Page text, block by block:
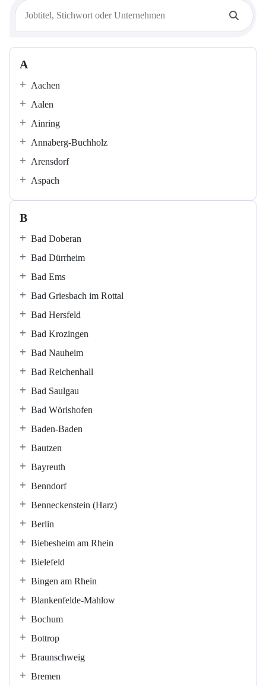
A
Aachen
Aalen
Ainring
Annaberg-Buchholz
Arensdorf
Aspach
B
Bad Doberan
Bad Dürrheim
Bad Ems
Bad Griesbach im Rottal
Bad Hersfeld
Bad Krozingen
Bad Nauheim
Bad Reichenhall
Bad Saulgau
Bad Wörishofen
Baden-Baden
Bautzen
Bayreuth
Benndorf
Benneckenstein (Harz)
Berlin
Biebesheim am Rhein
Bielefeld
Bingen am Rhein
Blankenfelde-Mahlow
Bochum
Bottrop
Braunschweig
Bremen